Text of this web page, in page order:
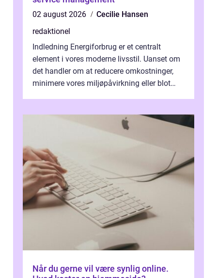
02 august 2026
Cecilie Hansen
redaktionel
Indledning Energiforbrug er et centralt
element i vores moderne livsstil. Uanset om
det handler om at reducere omkostninger,
minimere vores miljøpåvirkning eller blot
Når du gerne vil være synlig online.